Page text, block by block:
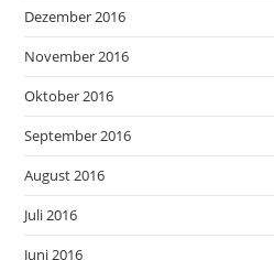
Dezember 2016
November 2016
Oktober 2016
September 2016
August 2016
Juli 2016
Juni 2016